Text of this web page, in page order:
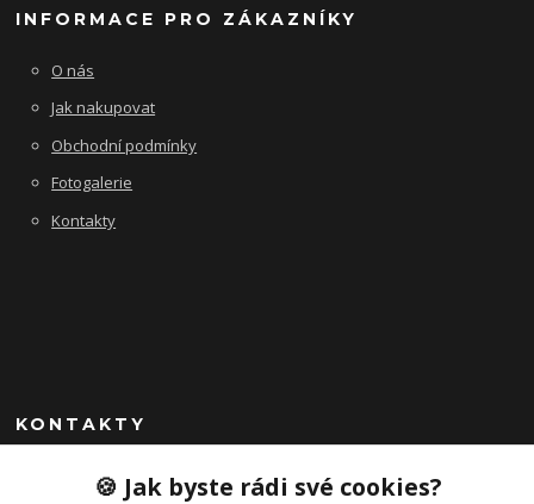
INFORMACE PRO ZÁKAZNÍKY
O nás
Jak nakupovat
Obchodní podmínky
Fotogalerie
Kontakty
KONTAKTY
+420 725 045 865🍪 Jak byste rádi své cookies?